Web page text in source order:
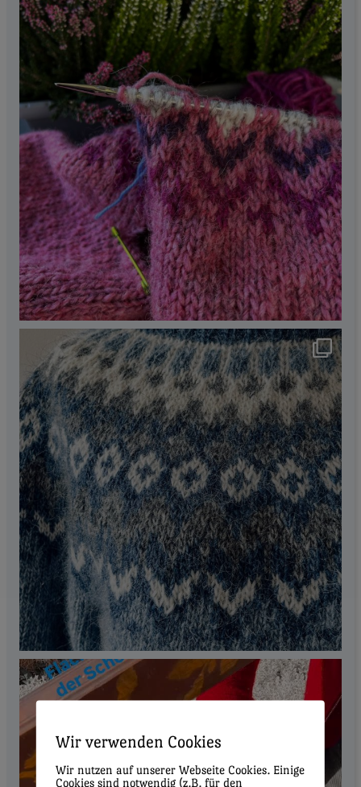
Wir verwenden Cookies
Wir nutzen auf unserer Webseite Cookies. Einige
Cookies sind notwendig (z.B. für den